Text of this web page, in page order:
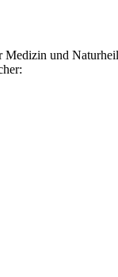
Medizin und